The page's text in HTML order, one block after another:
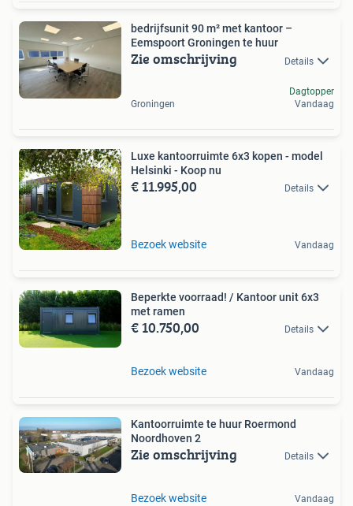
bedrijfsunit 90 m² met kantoor –
Eemspoort Groningen te huur
Zie omschrijving Details
Groningen
Dagtopper
Vandaag
Luxe kantoorruimte 6x3 kopen - model
Helsinki - Koop nu
€ 11.995,00 Details
Bezoek website Vandaag
Beperkte voorraad! / Kantoor unit 6x3
met ramen
€ 10.750,00 Details
Bezoek website Vandaag
Kantoorruimte te huur Roermond
Noordhoven 2
Zie omschrijving Details
Bezoek website Vandaag